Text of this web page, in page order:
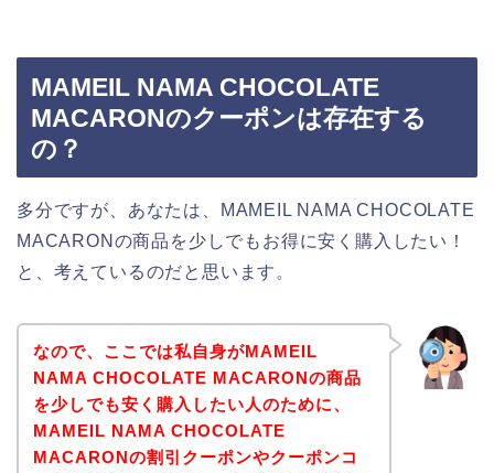
MAMEIL NAMA CHOCOLATE
MACARONのクーポンは存在する
の？
多分ですが、あなたは、MAMEIL NAMA CHOCOLATE
MACARONの商品を少しでもお得に安く購入したい！
と、考えているのだと思います。
なので、ここでは私自身がMAMEIL
NAMA CHOCOLATE MACARONの商品
を少しでも安く購入したい人のために、
MAMEIL NAMA CHOCOLATE
MACARONの割引クーポンやクーポンコ